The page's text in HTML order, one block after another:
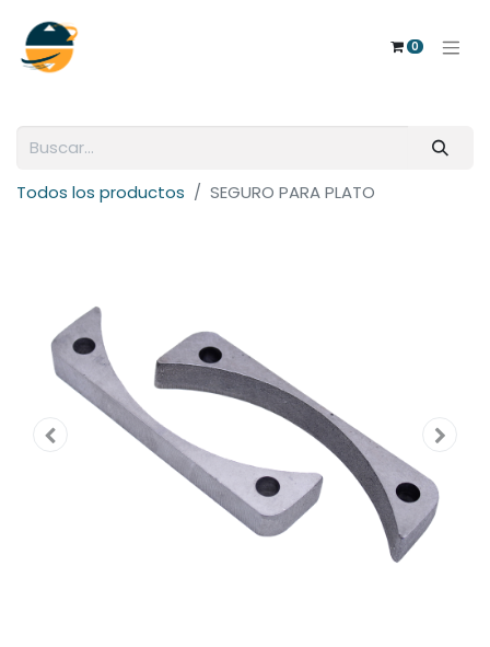
0
Todos los productos SEGURO PARA PLATO